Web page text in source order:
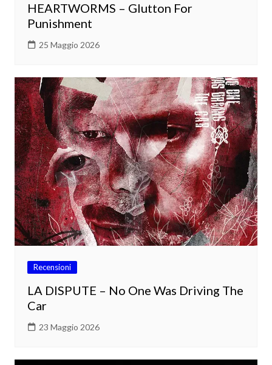
HEARTWORMS – Glutton For
Punishment
25 Maggio 2026
Recensioni
LA DISPUTE – No One Was Driving The
Car
23 Maggio 2026